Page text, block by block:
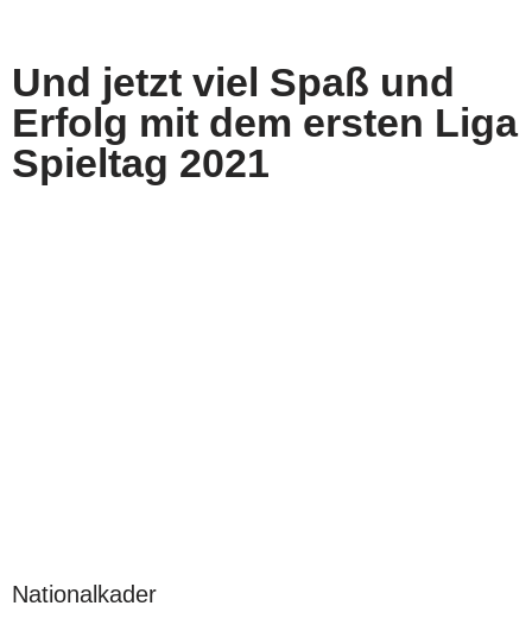
Und jetzt viel Spaß und
Erfolg mit dem ersten Liga
Spieltag 2021
Nationalkader